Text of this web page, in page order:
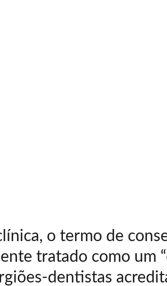
o termo de
tratado como um
dentistas